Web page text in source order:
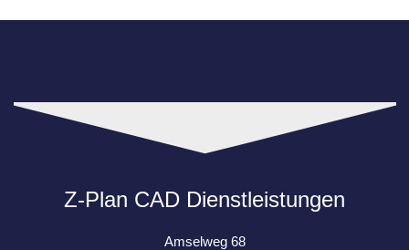
Z-Plan CAD Dienstleistungen
Amselweg 68